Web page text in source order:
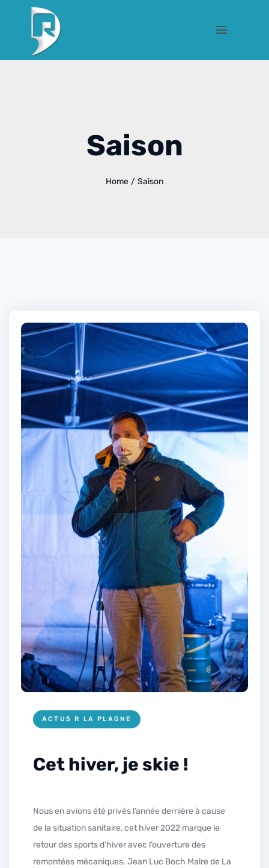
Saison
Home / Saison
ACTUS R LA PLAGNE
Cet hiver, je skie !
Nous en avions été privés l’année dernière à cause
de la situation sanitaire, cet hiver 2022 marque le
retour des sports d’hiver avec l’ouverture des
remontées mécaniques. Jean Luc Boch Maire de La